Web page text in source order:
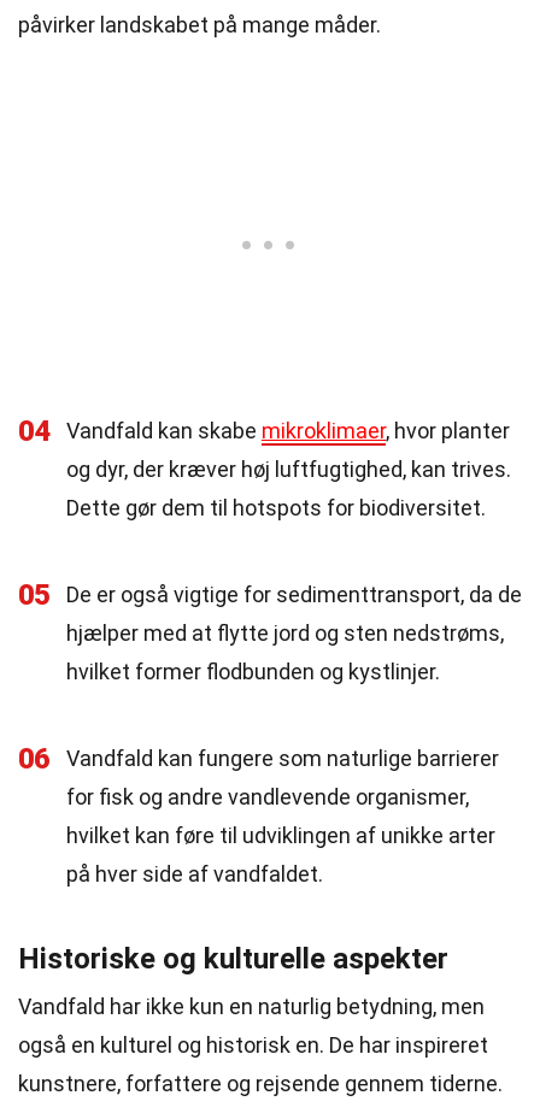
påvirker landskabet på mange måder.
04 Vandfald kan skabe mikroklimaer, hvor planter
og dyr, der kræver høj luftfugtighed, kan trives.
Dette gør dem til hotspots for biodiversitet.
05
De er også vigtige for sedimenttransport, da de
hjælper med at flytte jord og sten nedstrøms,
hvilket former flodbunden og kystlinjer.
06
Vandfald kan fungere som naturlige barrierer
for fisk og andre vandlevende organismer,
hvilket kan føre til udviklingen af unikke arter
på hver side af vandfaldet.
Historiske og kulturelle aspekter
Vandfald har ikke kun en naturlig betydning, men
også en kulturel og historisk en. De har inspireret
kunstnere, forfattere og rejsende gennem tiderne.